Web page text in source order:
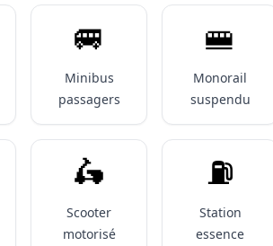
🚐
Minibus
passagers
🚝
Monorail
suspendu
🛵
Scooter
motorisé
⛽️
Station
essence